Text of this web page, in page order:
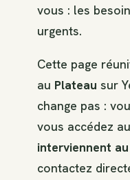
vous : les
urgents.
Cette page
au Plateau sur
change pas :
vous accédez
interviennent
contactez